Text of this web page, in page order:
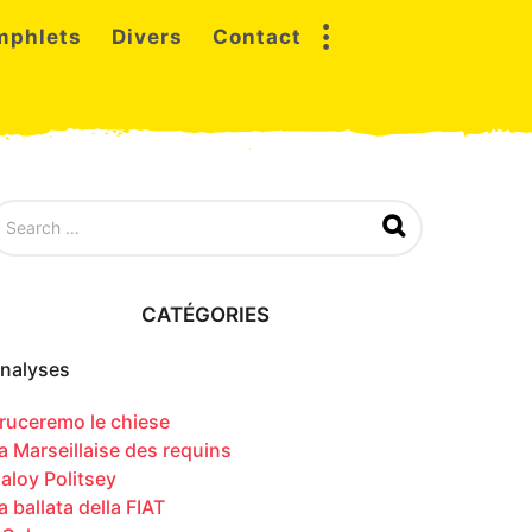
Divers Contact
CATÉGORIES
le chiese
Marseillaise des requins
Politsey
ballata della FIAT